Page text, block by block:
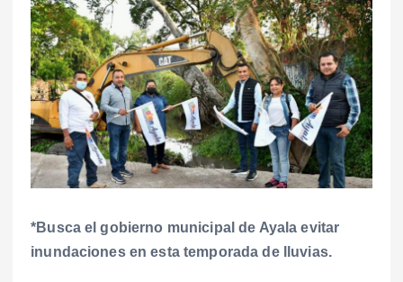
*Busca el gobierno municipal de Ayala evitar
inundaciones en esta temporada de lluvias.